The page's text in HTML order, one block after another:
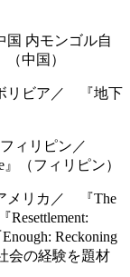
国 内モンゴル自
中国）
リビア／ 『地下
ィリピン／
』（フィリピン）
メリカ／ 『The
Reckoning
会の経験を題材